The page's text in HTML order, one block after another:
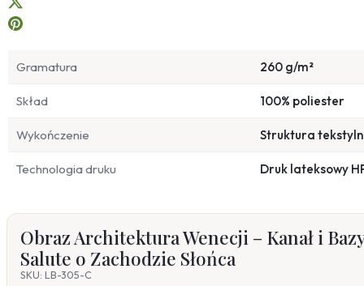
Gramatura 260 g/m²
Skład 100% poliester
Wykończenie Struktura
Technologia druku Druk lateksowy
Obraz Architektura Wenecji – Kanał i
Salute o Zachodzie Słońca
SKU: LB-305-C